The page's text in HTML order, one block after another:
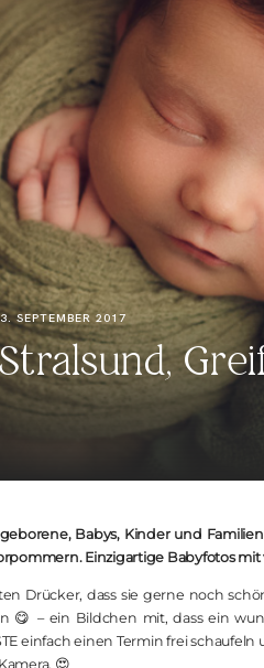
SEPTEMBER 2017
Babys, Kinder und
Einzigartige Babyfotos mit
Drücker, dass sie gerne noch
😋 – ein Bildchen mit, dass ein
einfach einen Termin frei schaufeln
😍
KONTAKT